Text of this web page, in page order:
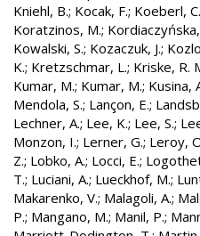
Kniehl, B.; Kocak, F.; Koeberl, C.
Koratzinos, M.;
Kowalski, S.; Kozaczuk, J.;
K.; Kretzschmar, L.; Kriske, R.
Kumar, M.; Kumar, M.; Kusina,
Mendola, S.; Lançon, E.;
Lechner, A.; Lee, K.; Lee, S.;
Monzon, I.; Lerner, G.; Leroy,
Z.; Lobko, A.; Locci, E.;
T.; Luciani, A.; Lueckhof, M.;
Makarenko, V.; Malagoli, A.;
P.; Mangano, M.; Manil, P.;